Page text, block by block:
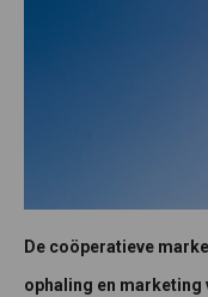
De coöperatieve
ophaling en marketing